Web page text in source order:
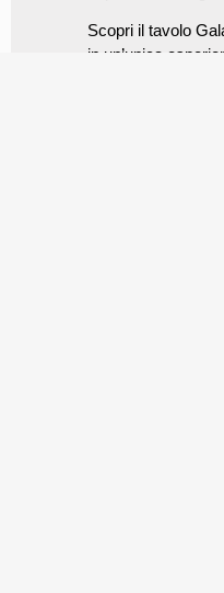
Scopri il tavolo
in un’unica